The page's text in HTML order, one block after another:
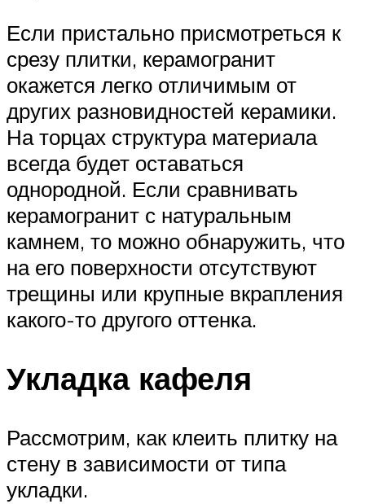
Если пристально присмотреться к
срезу плитки, керамогранит
окажется легко отличимым от
других разновидностей керамики.
На торцах структура материала
всегда будет оставаться
однородной. Если сравнивать
керамогранит с натуральным
камнем, то можно обнаружить, что
на его поверхности отсутствуют
трещины или крупные вкрапления
какого-то другого оттенка.
Укладка кафеля
Рассмотрим, как клеить плитку на
стену в зависимости от типа
укладки.